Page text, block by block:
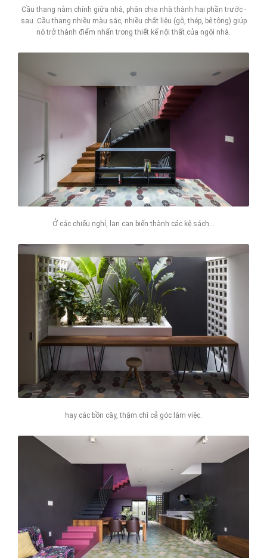
Cầu thang nằm chính giữa nhà, phân chia nhà thành hai phần trước -
sau. Cầu thang nhiều màu sắc, nhiều chất liệu (gỗ, thép, bê tông) giúp
nó trở thành điểm nhấn trong thiết kế nội thất của ngôi nhà.
Ở các chiếu nghỉ, lan can biến thành các kệ sách…
hay các bồn cây, thậm chí cả góc làm việc.